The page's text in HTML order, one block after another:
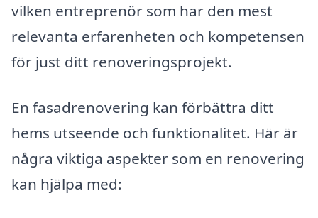
vilken entreprenör som har den mest
relevanta erfarenheten och kompetensen
för just ditt renoveringsprojekt.
En fasadrenovering kan förbättra ditt
hems utseende och funktionalitet. Här är
några viktiga aspekter som en renovering
kan hjälpa med: